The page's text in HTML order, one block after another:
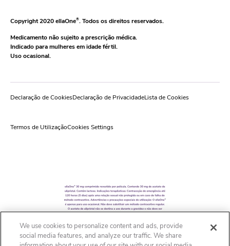
Copyright 2020 ellaOne®. Todos os direitos reservados.
Medicamento não sujeito a prescrição médica.
Indicado para mulheres em idade fértil.
Uso ocasional.
Declaração de CookiesDeclaração de PrivacidadeLista de Cookies
Termos de UtilizaçãoCookies Settings
We use cookies to personalize content and ads, provide
social media features, and analyze our traffic. We share